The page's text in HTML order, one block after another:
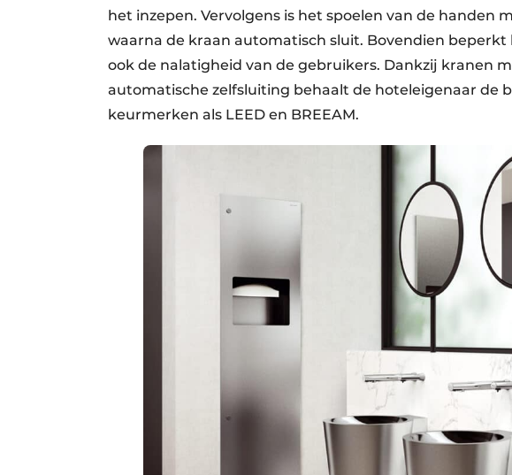
het inzepen. Vervolgens is het spoelen van de handen
waarna de kraan automatisch sluit. Bovendien
ook de nalatigheid van de gebruikers. Dankzij kranen
automatische zelfsluiting behaalt de hoteleigenaar de
keurmerken als LEED en BREEAM.